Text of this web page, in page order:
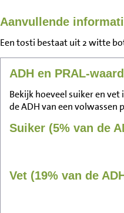
Aanvullende
Een tosti bestaat uit 2 witte
ADH en PRAL-
Bekijk hoeveel suiker en
de ADH van een volwassen
Suiker (5% van de
Vet (19% van de